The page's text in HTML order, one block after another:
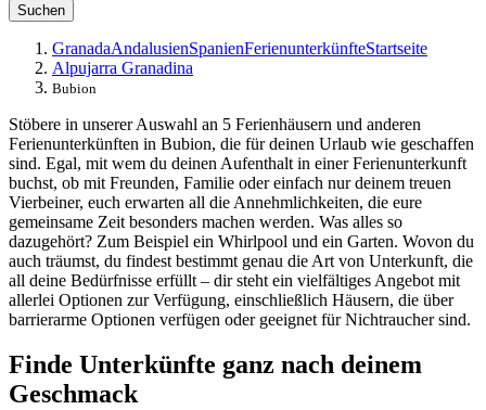
Suchen
GranadaAndalusienSpanienFerienunterkünfteStartseite
Alpujarra Granadina
Bubion
Stöbere in unserer Auswahl an 5 Ferienhäusern und anderen
Ferienunterkünften in Bubion, die für deinen Urlaub wie geschaffen
sind. Egal, mit wem du deinen Aufenthalt in einer Ferienunterkunft
buchst, ob mit Freunden, Familie oder einfach nur deinem treuen
Vierbeiner, euch erwarten all die Annehmlichkeiten, die eure
gemeinsame Zeit besonders machen werden. Was alles so
dazugehört? Zum Beispiel ein Whirlpool und ein Garten. Wovon du
auch träumst, du findest bestimmt genau die Art von Unterkunft, die
all deine Bedürfnisse erfüllt – dir steht ein vielfältiges Angebot mit
allerlei Optionen zur Verfügung, einschließlich Häusern, die über
barrierarme Optionen verfügen oder geeignet für Nichtraucher sind.
Finde Unterkünfte ganz nach deinem
Geschmack